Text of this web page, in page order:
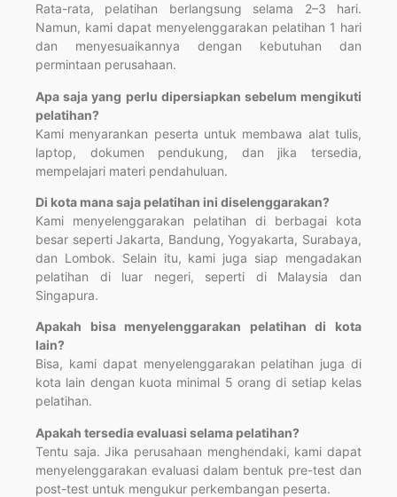
Rata-rata, pelatihan berlangsung selama 2–3 hari.
Namun, kami dapat menyelenggarakan pelatihan 1 hari
dan menyesuaikannya dengan kebutuhan dan
permintaan perusahaan.
Apa saja yang perlu dipersiapkan sebelum mengikuti
pelatihan?
Kami menyarankan peserta untuk membawa alat tulis,
laptop, dokumen pendukung, dan jika tersedia,
mempelajari materi pendahuluan.
Di kota mana saja pelatihan ini diselenggarakan?
Kami menyelenggarakan pelatihan di berbagai kota
besar seperti Jakarta, Bandung, Yogyakarta, Surabaya,
dan Lombok. Selain itu, kami juga siap mengadakan
pelatihan di luar negeri, seperti di Malaysia dan
Singapura.
Apakah bisa menyelenggarakan pelatihan di kota
lain?
Bisa, kami dapat menyelenggarakan pelatihan juga di
kota lain dengan kuota minimal 5 orang di setiap kelas
pelatihan.
Apakah tersedia evaluasi selama pelatihan?
Tentu saja. Jika perusahaan menghendaki, kami dapat
menyelenggarakan evaluasi dalam bentuk pre-test dan
post-test untuk mengukur perkembangan peserta.